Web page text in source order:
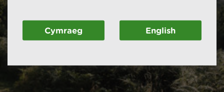
Cymraeg English